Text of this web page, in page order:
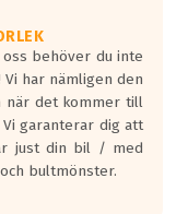
behöver du inte
har nämligen den
när det kommer till
garanterar dig att
just din bil / med
bultmönster.